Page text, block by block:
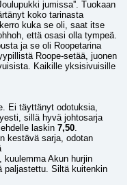
jumissa''. Tuokaan
koko tarinasta
kuka se oli, saat itse
että osasi olla tympeä.
ja se oli Roopetarina
Roope-setää, juonen
Kaikille yksisivuisille
Ei täyttänyt odotuksia,
sillä hyvä johtosarja
laskin 7,50.
kestävä sarja, odotan
kuulemma Akun hurjin
paljastettu. Siltä kuitenkin